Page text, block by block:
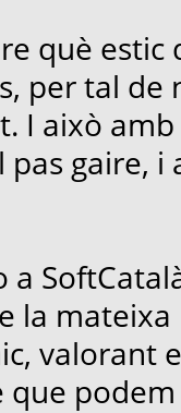
què
per tal
I això
pas gaire,
a
la
valorant
que